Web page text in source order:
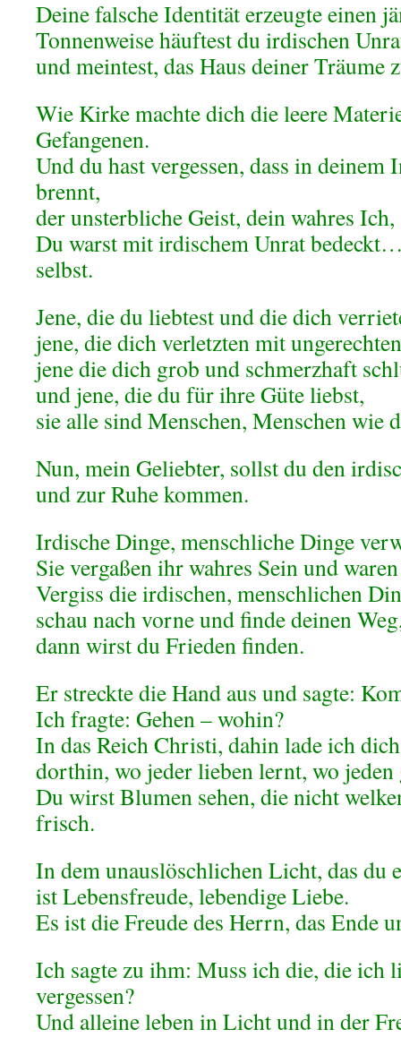
Deine falsche Identität erzeugte einen
Tonnenweise häuftest du irdischen
und meintest, das Haus deiner Träume
Wie Kirke machte dich die leere
Gefangenen.
Und du hast vergessen, dass in
brennt,
der unsterbliche Geist, dein wahres Ich,
Du warst mit irdischem Unrat
selbst.
Jene, die du liebtest und die dich
jene, die dich verletzten mit
jene die dich grob und schmerzhaft
und jene, die du für ihre Güte liebst,
sie alle sind Menschen, Menschen wie
Nun, mein Geliebter, sollst du den
und zur Ruhe kommen.
Irdische Dinge, menschliche Dinge
Sie vergaßen ihr wahres Sein und waren
Vergiss die irdischen, menschlichen
schau nach vorne und finde deinen
dann wirst du Frieden finden.
Er streckte die Hand aus und sagte:
Ich fragte: Gehen – wohin?
In das Reich Christi, dahin lade ich
dorthin, wo jeder lieben lernt, wo
Du wirst Blumen sehen, die nicht
frisch.
In dem unauslöschlichen Licht, das du
ist Lebensfreude, lebendige Liebe.
Es ist die Freude des Herrn, das Ende
Ich sagte zu ihm: Muss ich die, die ich
vergessen?
Und alleine leben in Licht und in der